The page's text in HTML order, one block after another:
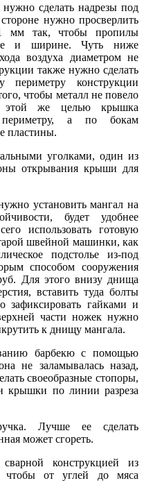
сделать надрезы под
нужно просверлить
мм так, чтобы пропилы
и ширине. Чуть ниже
воздуха диаметром не
также нужно сделать
периметру конструкции
чтобы металл не повело
этой же целью крышка
периметру, а по бокам
пластины.
уголками, один из
открывания крыши для
установить мангал на
будет удобнее
использовать готовую
швейной машинки, как
подстолье из-под
способом сооружения
Для этого внизу днища
вставить туда болты
зафиксировать гайками и
части ножек нужно
к днищу мангала.
барбекю с помощью
не заламывалась назад,
своеобразные стопоры,
крышки по линии разреза
Лучше ее сделать
может сгореть.
конструкцией из
чтобы от углей до мяса